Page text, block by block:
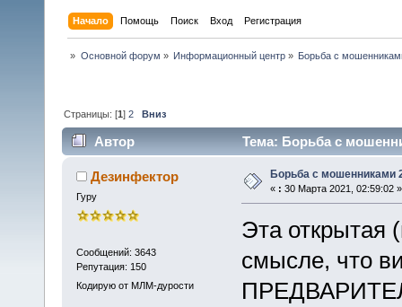
Начало Помощь Поиск Вход Регистрация
» Основной форум » Информационный центр» Борьба с
Страницы: [1]2 Вниз
Автор Тема: Борьба с
Дезинфектор
Гуру
Сообщений: 3643
Репутация: 150
Кодирую от МЛМ-дурости
Борьба с мошенниками
« : 30 Марта 2021, 02:59:02 »
Эта открытая
смысле, что